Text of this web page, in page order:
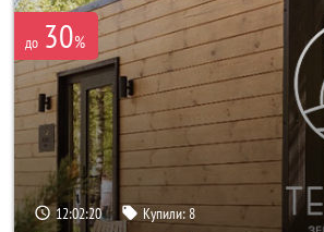
до 30%
12:02:19 Купили:8